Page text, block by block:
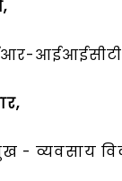
आईआईसीटी
- व्यवसाय